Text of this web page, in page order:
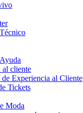
al cliente
de Experiencia al Cliente
Tickets
Moda